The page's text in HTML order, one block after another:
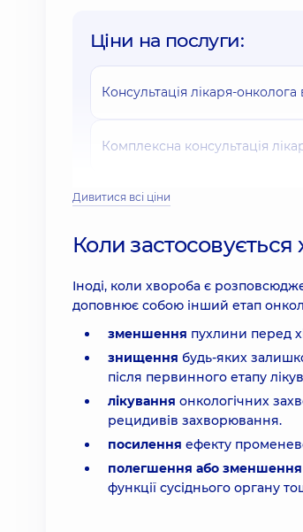
Ціни на послуги:
Консультація лікаря-онколога
Комплексна консультація
Консультація дитячого лікаря-
Друга думка (second opinion) з
Дивитися всі ціни
Коли застосовується
Іноді, коли хвороба є
доповнює собою інший етап
зменшення пухлини перед
знищення будь-яких
після первинного етапу
лікування онкологічних
рецидивів захворювання.
посилення ефекту
полегшення або зменшення
функції сусіднього органу